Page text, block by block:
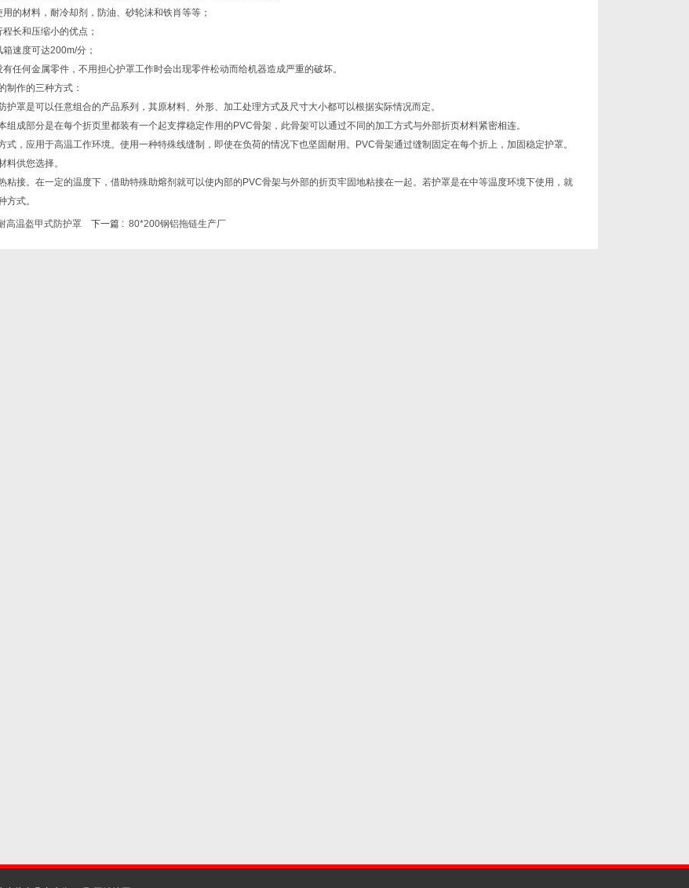
的材料，耐冷却剂，防油、砂轮沫和铁肖等等；
长和压缩小的优点；
速度可达200m/分；
任何金属零件，不用担心护罩工作时会出现零件松动而给机器造成严重的破坏。
制作的三种方式：
护罩是可以任意组合的产品系列，其原材料、外形、加工处理方式及尺寸大小都可以根据实际情况而定。
组成部分是在每个折页里都装有一个起支撑稳定作用的PVC骨架，此骨架可以通过不同的加工方式与外部折页材料紧密相连。
式，应用于高温工作环境。使用一种特殊线缝制，即使在负荷的情况下也坚固耐用。PVC骨架通过缝制固定在每个折上，加固稳定护罩。
料供您选择。
粘接。在一定的温度下，借助特殊助熔剂就可以使内部的PVC骨架与外部的折页牢固地粘接在一起。若护罩是在中等温度环境下使用，就
方式。
高温盔甲式防护罩下一篇 : 80*200钢铝拖链生产厂